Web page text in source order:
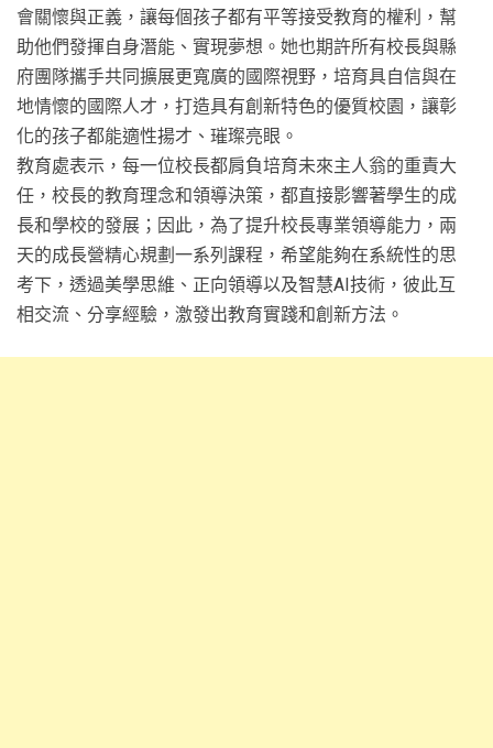
會關懷與正義，讓每個孩子都有平等接受教育的權利，幫
助他們發揮自身潛能、實現夢想。她也期許所有校長與縣
府團隊攜手共同擴展更寬廣的國際視野，培育具自信與在
地情懷的國際人才，打造具有創新特色的優質校園，讓彰
化的孩子都能適性揚才、璀璨亮眼。
教育處表示，每一位校長都肩負培育未來主人翁的重責大
任，校長的教育理念和領導決策，都直接影響著學生的成
長和學校的發展；因此，為了提升校長專業領導能力，兩
天的成長營精心規劃一系列課程，希望能夠在系統性的思
考下，透過美學思維、正向領導以及智慧AI技術，彼此互
相交流、分享經驗，激發出教育實踐和創新方法。